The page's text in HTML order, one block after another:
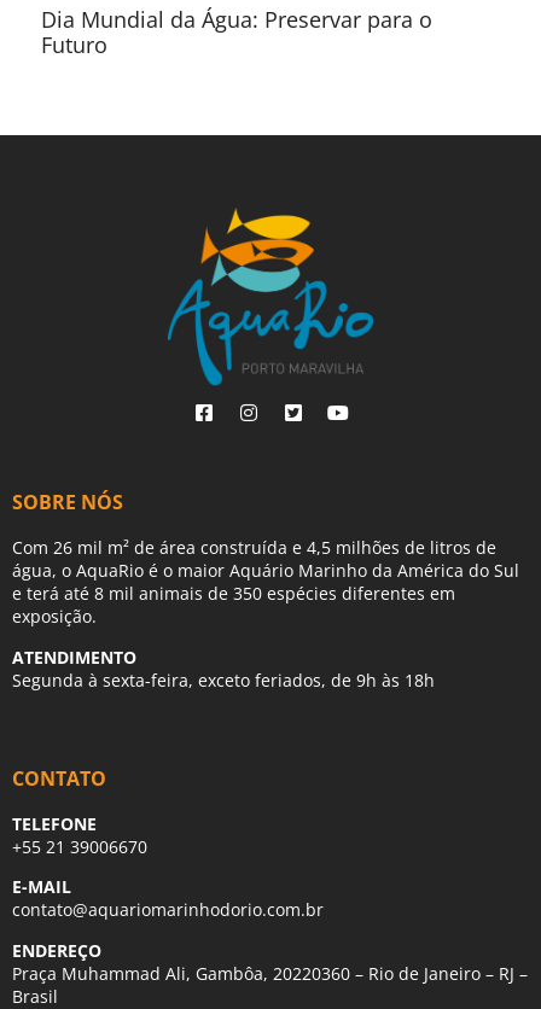
Dia Mundial da Água: Preservar para o
Futuro
SOBRE NÓS
Com 26 mil m² de área construída e 4,5 milhões de litros de
água, o AquaRio é o maior Aquário Marinho da América do Sul
e terá até 8 mil animais de 350 espécies diferentes em
exposição.
ATENDIMENTO
Segunda à sexta-feira, exceto feriados, de 9h às 18h
CONTATO
TELEFONE
+55 21 39006670
E-MAIL
contato@aquariomarinhodorio.com.br
ENDEREÇO
Praça Muhammad Ali, Gambôa, 20220360 – Rio de Janeiro – RJ –
Brasil